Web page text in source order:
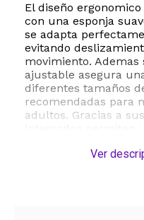
El diseño
con una esponja
se adapta
evitando
movimiento.
ajustable asegura
diferentes tamaños
recomendadas para
adultos. Gracias a
empañamiento.
Ver